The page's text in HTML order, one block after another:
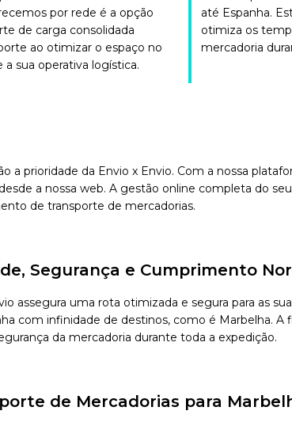
por rede é a opção
de carga consolidada
ao otimizar o espaço no
sua operativa logística.
até Espanha.
otimiza os
mercadoria
a prioridade da Envio x Envio. Com a nossa
a nossa web. A gestão online completa do
de transporte de mercadorias.
Segurança e Cumprimento
assegura uma rota otimizada e segura para as
com infinidade de destinos, como é Marbelha. A
da mercadoria durante toda a expedição.
de Mercadorias para